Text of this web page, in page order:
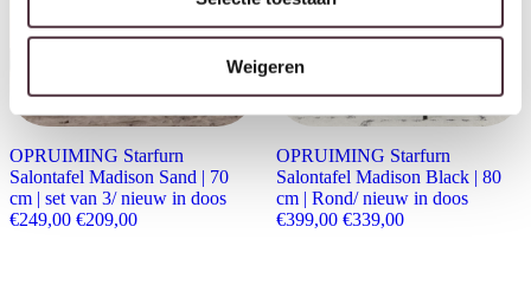
Weigeren
OPRUIMING Starfurn
Salontafel Madison Sand | 70
cm | set van 3/ nieuw in doos
€249,00 Oorspronkelijke prijs was: €249,00.
€209,00Huidige prijs is: €209,00.
OPRUIMING Starfurn
Salontafel Madison Black | 80
cm | Rond/ nieuw in doos
€399,00 Oorspronkelijke prijs
€339,00Huidige prijs is: